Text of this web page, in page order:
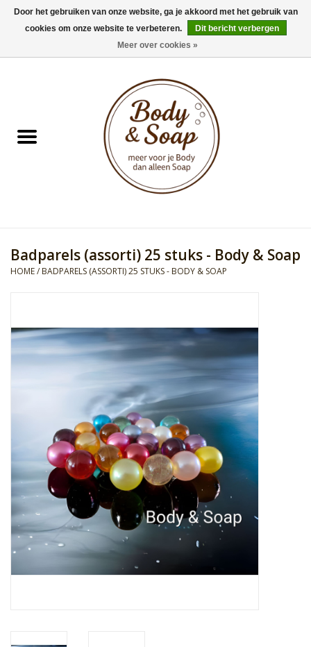
0 Artikelen - €0,00
Doucheproducten
Kids Collection
Sale
Verpakking
Reviews
Women's Collection
Blogs
Badparels (assorti) 25 stuks - Body & Soap
HOME/ BADPARELS (ASSORTI) 25 STUKS - BODY & SOAP
Door het gebruiken van onze website, ga je akkoord met het gebruik van
cookies om onze website te verbeteren.
Dit bericht verbergen
Meer over cookies »